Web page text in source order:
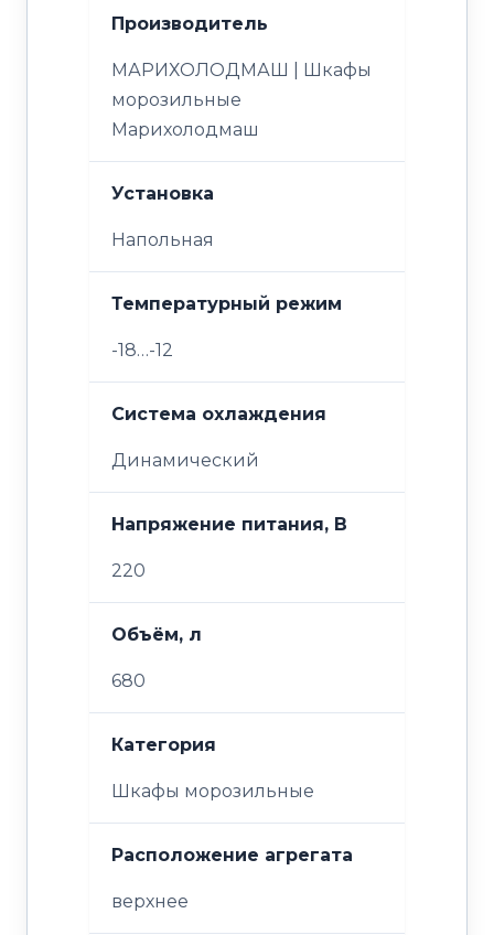
Производитель
МАРИХОЛОДМАШ | Шкафы
морозильные
Марихолодмаш
Установка
Напольная
Температурный режим
-18…-12
Система охлаждения
Динамический
Напряжение питания, В
220
Объём, л
680
Категория
Шкафы морозильные
Расположение агрегата
верхнее